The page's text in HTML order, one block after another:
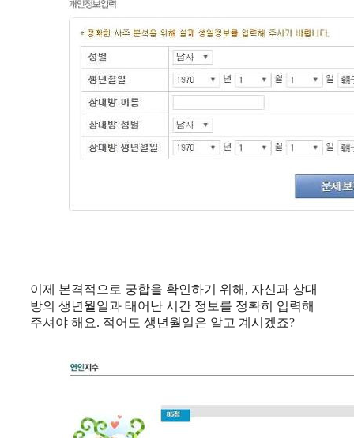
이제 본격적으로 궁합을 확인하기 위해, 자신과 상대
방의 생년월일과 태어난 시간 정보를 정확히 입력해
주셔야 해요. 적어도 생년월일은 알고 계시겠죠?